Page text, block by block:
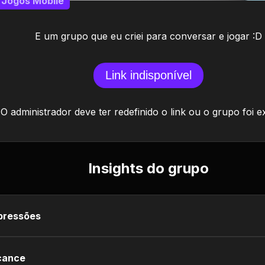
E um grupo que eu criei para conversar e jogar :D
Link indisponível
O administrador deve ter redefinido o link ou o grupo foi
Insights do grupo